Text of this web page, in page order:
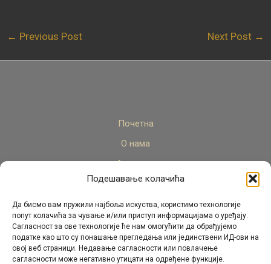
Подешавање колачића
Да бисмо вам пружили најбоља искуства, користимо технологије
попут колачића за чување и/или приступ информацијама о уређају.
Сагласност за ове технологије ће нам омогућити да обрађујемо
податке као што су понашање прегледања или јединствени ИД-ови на
овој веб страници. Недавање сагласности или повлачење
сагласности може негативно утицати на одређене функције.
← Previous Post Next Post →
Почетна
О нама
Актуелно
Стручни кадар
Пројекти
Архива
Контакт